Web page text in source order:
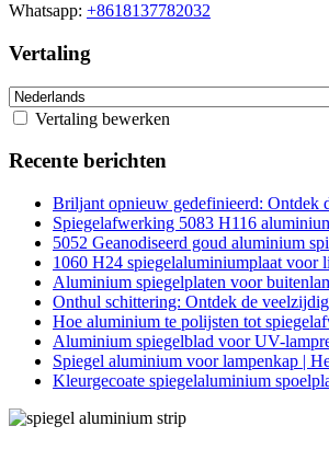
Whatsapp: +8618137782032
Vertaling
Vertaling bewerken
Recente berichten
Briljant opnieuw gedefinieerd: Ontdek
Spiegelafwerking 5083 H116
5052 Geanodiseerd goud aluminium
1060 H24 spiegelaluminiumplaat voor
Aluminium spiegelplaten voor
Onthul schittering: Ontdek de
Hoe aluminium te polijsten tot
Aluminium spiegelblad voor UV-
Spiegel aluminium voor lampenkap |
Kleurgecoate spiegelaluminium